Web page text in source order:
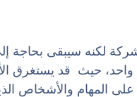
لكنه سيبقى
واحد، حيث قد يستغرق
على المهام